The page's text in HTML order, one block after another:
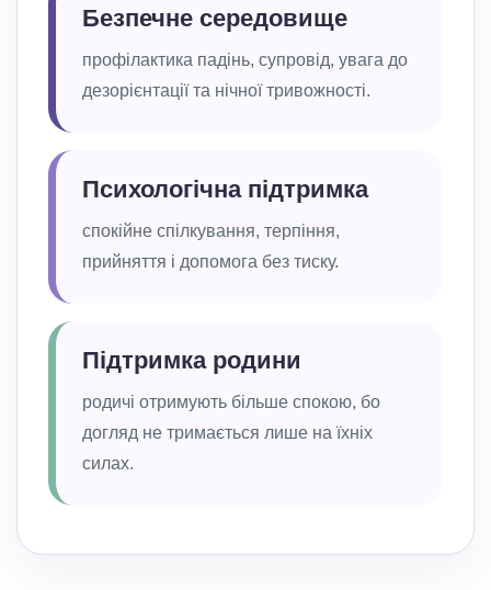
Безпечне середовище
профілактика падінь, супровід, увага до
дезорієнтації та нічної тривожності.
Психологічна підтримка
спокійне спілкування, терпіння,
прийняття і допомога без тиску.
Підтримка родини
родичі отримують більше спокою, бо
догляд не тримається лише на їхніх
силах.